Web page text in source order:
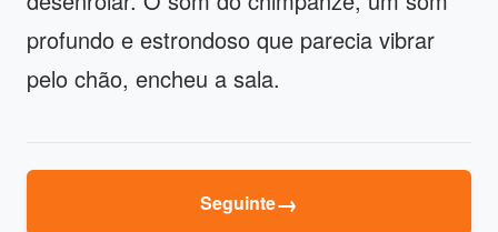
profundo e estrondoso que parecia vibrar
pelo chão, encheu a sala.
Seguinte→